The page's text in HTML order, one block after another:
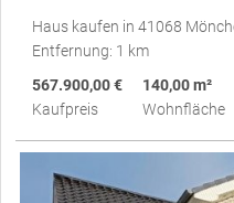
Haus kaufen in 41068
Entfernung: 1 km
567.900,00 €
Kaufpreis
140,00 m²
Wohnfläche